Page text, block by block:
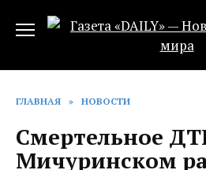
ГЛАВНАЯ » НОВОСТИ
Смертельное
Мичуринском